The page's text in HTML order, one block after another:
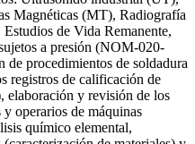
Magnéticas (MT), Radiografía
de Vida Remanente,
a presión (NOM-020-
procedimientos de soldadura
registros de calificación de
elaboración y revisión de los
operarios de máquinas
químico elemental,